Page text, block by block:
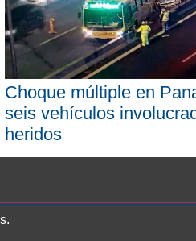
Choque múltiple en
seis vehículos
heridos